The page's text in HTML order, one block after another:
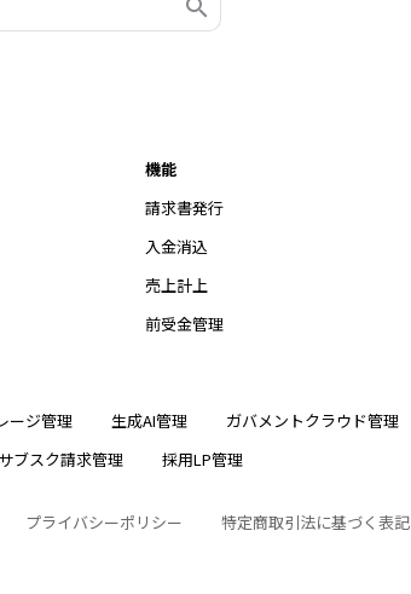
機能
請求書発行
入金消込
売上計上
前受金管理
ージ管理 生成AI管理 ガバメントクラウド管理
サブスク請求管理 採用LP管理
プライバシーポリシー 特定商取引法に基づく表記